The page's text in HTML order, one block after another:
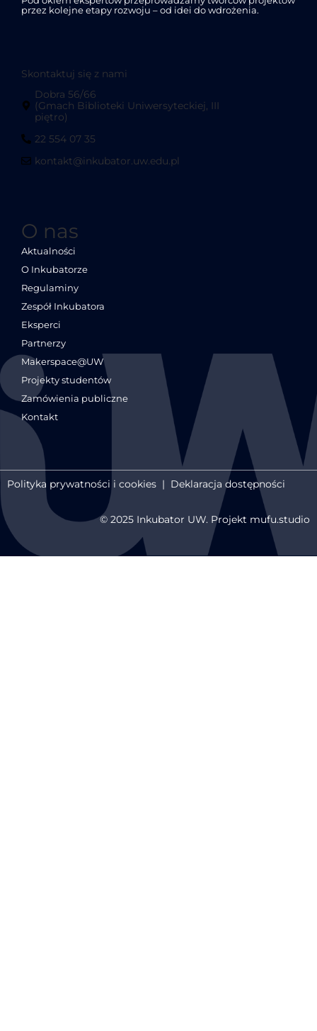
przez kolejne etapy rozwoju – od idei do wdrożenia.
Skontaktuj się z nami
Dobra 56/66
(Gmach Biblioteki Uniwersyteckiej, III
piętro)
22 554 07 35
kontakt@inkubator.uw.edu.pl
O nas
Aktualności
O Inkubatorze
Regulaminy
Zespół Inkubatora
Eksperci
Partnerzy
Makerspace@UW
Projekty studentów
Zamówienia publiczne
Kontakt
Polityka prywatności i cookies | Deklaracja dostępności
© 2025 Inkubator UW. Projekt mufu.studio